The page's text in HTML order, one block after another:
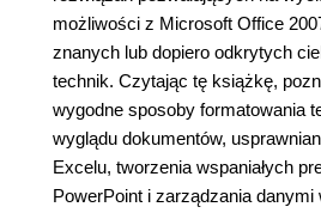
możliwości z Microsoft Office
znanych lub dopiero odkrytych
technik. Czytając tę książkę,
wygodne sposoby formatowania
wyglądu dokumentów,
Excelu, tworzenia wspaniałych
PowerPoint i zarządzania danymi